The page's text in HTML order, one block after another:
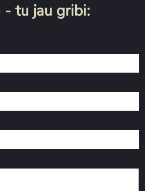
- tu jau gribi: